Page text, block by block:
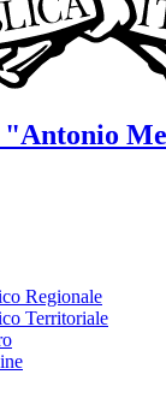
"Antonio
Regionale
Territoriale